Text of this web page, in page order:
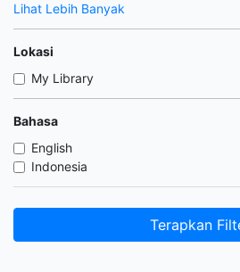
Lihat Lebih Banyak
Lokasi
My Library
Bahasa
English
Indonesia
Terapkan